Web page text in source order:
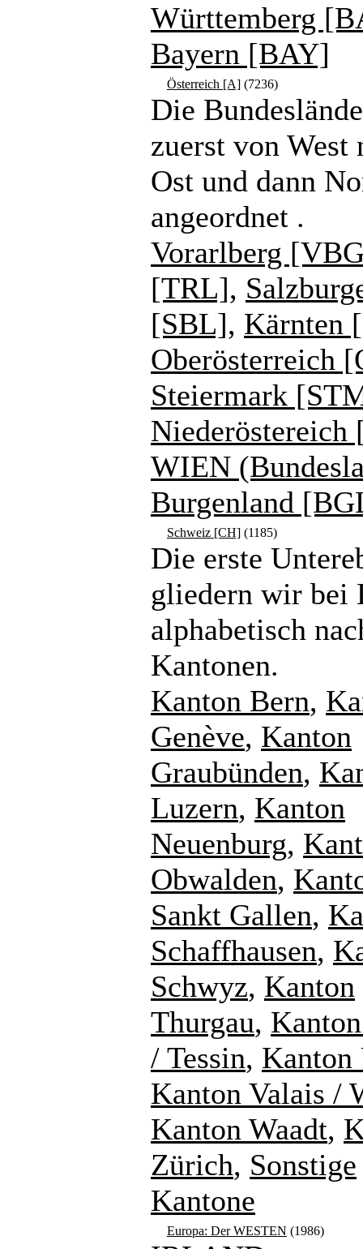
Württemberg
Bayern [BAY]
Österreich [A] (7236)
Die
zuerst von West
Ost und dann
angeordnet .
Vorarlberg
[TRL],
[SBL], Kärnten
Oberösterreich
Steiermark
Niederöstereich
WIEN
Burgenland
Schweiz [CH] (1185)
Die erste
gliedern wir bei
alphabetisch
Kantonen.
Kanton Bern,
Genève, Kanton
Graubünden,
Luzern, Kanton
Neuenburg,
Obwalden,
Sankt Gallen,
Schaffhausen,
Schwyz, Kanton
Thurgau,
/ Tessin,
Kanton Valais /
Kanton Waadt,
Zürich, Sonstige
Kantone
Europa: Der WESTEN (1986)